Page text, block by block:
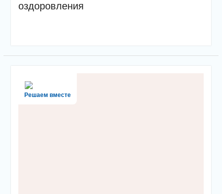
оздоровления
Решаем вместе